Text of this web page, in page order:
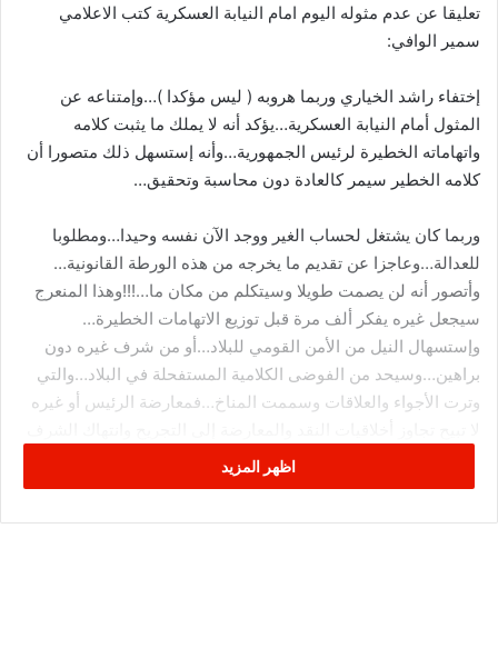
تعليقا عن عدم مثوله اليوم امام النيابة العسكرية كتب الاعلامي
سمير الوافي:
إختفاء راشد الخياري وربما هروبه ( ليس مؤكدا )…وإمتناعه عن
المثول أمام النيابة العسكرية…يؤكد أنه لا يملك ما يثبت كلامه
واتهاماته الخطيرة لرئيس الجمهورية…وأنه إستسهل ذلك متصورا أن
كلامه الخطير سيمر كالعادة دون محاسبة وتحقيق…
وربما كان يشتغل لحساب الغير ووجد الآن نفسه وحيدا…ومطلوبا
للعدالة…وعاجزا عن تقديم ما يخرجه من هذه الورطة القانونية…
وأتصور أنه لن يصمت طويلا وسيتكلم من مكان ما…!!!وهذا المنعرج
سيجعل غيره يفكر ألف مرة قبل توزيع الاتهامات الخطيرة…
وإستسهال النيل من الأمن القومي للبلاد…أو من شرف غيره دون
براهين…وسيحد من الفوضى الكلامية المستفحلة في البلاد…والتي
وترت الأجواء والعلاقات وسممت المناخ…فمعارضة الرئيس أو غيره
والعرض والذمة…فهناك ألف طريقة للمعارضة ليس من بينها
الانحطاط…!!!
اظهر المزيد